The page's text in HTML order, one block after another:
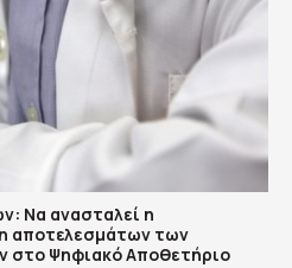
Να ανασταλεί η
αποτελεσμάτων των
στο Ψηφιακό Αποθετήριο